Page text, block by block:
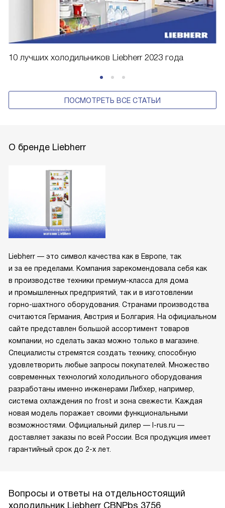
10 лучших холодильников Liebherr 2023 года
ПОСМОТРЕТЬ ВСЕ СТАТЬИ
О бренде Liebherr
Liebherr — это символ качества как в Европе, так
и за ее пределами. Компания зарекомендовала себя как
в производстве техники премиум-класса для дома
и промышленных предприятий, так и в изготовлении
горно-шахтного оборудования. Странами производства
считаются Германия, Австрия и Болгария. На официальном
сайте представлен большой ассортимент товаров
компании, но сделать заказ можно только в магазине.
Специалисты стремятся создать технику, способную
удовлетворить любые запросы покупателей. Множество
современных технологий холодильного оборудования
разработаны именно инженерами Либхер, например,
система охлаждения no frost и зона свежести. Каждая
новая модель поражает своими функциональными
возможностями. Официальный дилер — l-rus.ru —
доставляет заказы по всей России. Вся продукция имеет
гарантийный срок до 2-х лет.
Вопросы и ответы на отдельностоящий
холодильник Liebherr CBNPbs 3756